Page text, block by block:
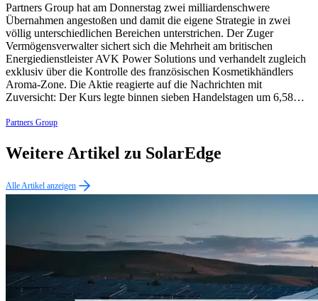
Partners Group hat am Donnerstag zwei milliardenschwere
Übernahmen angestoßen und damit die eigene Strategie in zwei
völlig unterschiedlichen Bereichen unterstrichen. Der Zuger
Vermögensverwalter sichert sich die Mehrheit am britischen
Energiedienstleister AVK Power Solutions und verhandelt zugleich
exklusiv über die Kontrolle des französischen Kosmetikhändlers
Aroma-Zone. Die Aktie reagierte auf die Nachrichten mit
Zuversicht: Der Kurs legte binnen sieben Handelstagen um 6,58…
Partners Group
Weitere Artikel zu SolarEdge
Alle Artikel anzeigen